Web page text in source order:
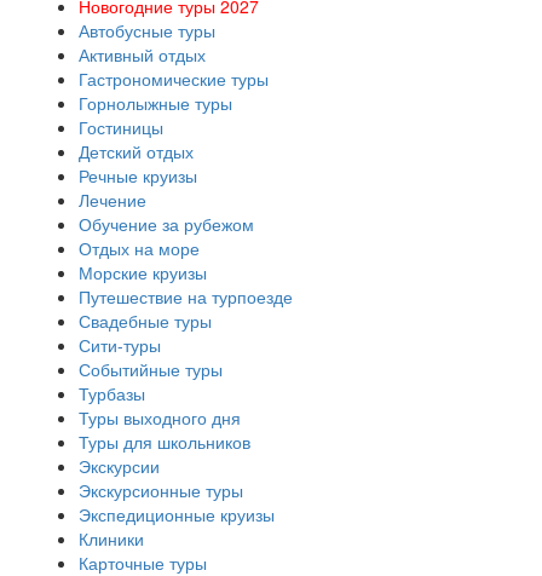
Новогодние туры 2027
Автобусные туры
Активный отдых
Гастрономические туры
Горнолыжные туры
Гостиницы
Детский отдых
Речные круизы
Лечение
Обучение за рубежом
Отдых на море
Морские круизы
Путешествие на турпоезде
Свадебные туры
Сити-туры
Событийные туры
Турбазы
Туры выходного дня
Туры для школьников
Экскурсии
Экскурсионные туры
Экспедиционные круизы
Клиники
Карточные туры